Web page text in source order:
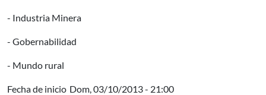
- Industria Minera
- Gobernabilidad
- Mundo rural
Fecha de inicio Dom, 03/10/2013 - 21:00